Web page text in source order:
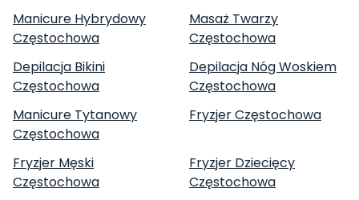
Manicure Hybrydowy
Częstochowa
Masaż Twarzy
Częstochowa
Depilacja Bikini
Częstochowa
Depilacja Nóg Woskiem
Częstochowa
Manicure Tytanowy
Częstochowa
Fryzjer Częstochowa
Fryzjer Męski
Częstochowa
Fryzjer Dziecięcy
Częstochowa